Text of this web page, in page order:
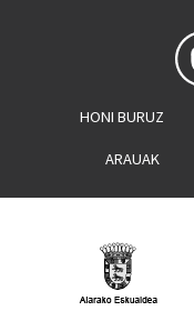
HONI BURUZ
ARAUAK